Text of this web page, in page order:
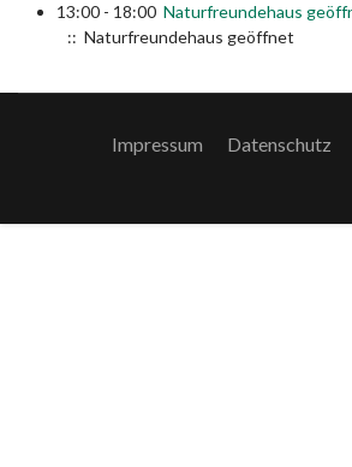
13:00 - 18:00 Naturfreundehaus
:: Naturfreundehaus geöffnet
Impressum Datenschutz